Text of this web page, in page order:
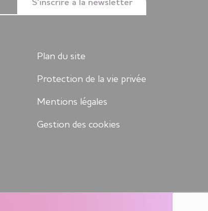
Plan du site
Protection de la vie privée
Mentions légales
Gestion des cookies